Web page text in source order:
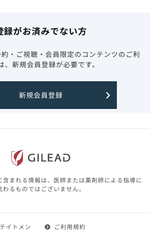
録がお済みでない方
・ご視聴・会員限定のコンテンツのご利
、新規会員登録が必要です。
新規会員登録
含まれる情報は、医師または薬剤師による指導に
わるものではございません。
イトメン
ご利用規約